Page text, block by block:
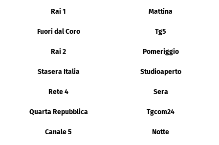
Rai 1 Mattina
Fuori dal Coro Tg5
Rai 2 Pomeriggio
Stasera Italia Studioaperto
Rete 4 Sera
Quarta Repubblica Tgcom24
Canale 5 Notte